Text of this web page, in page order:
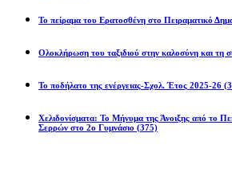
Το πείραμα του Ερατοσθένη στο Πειραματικό
Ολοκλήρωση του ταξιδιού στην καλοσύνη και τη
Το ποδήλατο της ενέργειας-Σχολ. Έτος 2025-26
Χελιδονίσματα: Το Μήνυμα της Άνοιξης από το
Σερρών στο 2ο Γυμνάσιο (375)